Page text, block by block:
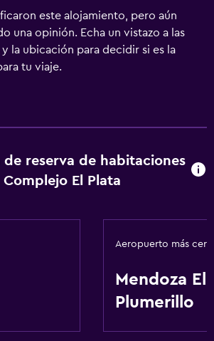
este alojamiento, pero aún
una opinión. Echa un vistazo a las
la ubicación para decidir si es la
tu viaje.
de reserva de habitaciones
Complejo El Plata
Aeropuerto más
Mendoza El
Plumerillo